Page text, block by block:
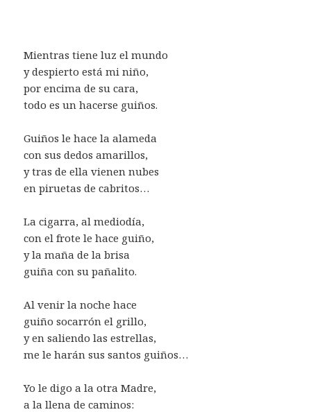
Mientras tiene luz el mundo
y despierto está mi niño,
por encima de su cara,
todo es un hacerse guiños.
Guiños le hace la alameda
con sus dedos amarillos,
y tras de ella vienen nubes
en piruetas de cabritos…
La cigarra, al mediodía,
con el frote le hace guiño,
y la maña de la brisa
guiña con su pañalito.
Al venir la noche hace
guiño socarrón el grillo,
y en saliendo las estrellas,
me le harán sus santos guiños…
Yo le digo a la otra Madre,
a la llena de caminos: